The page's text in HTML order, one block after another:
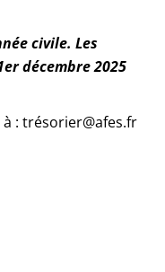
civile. Les
décembre 2025
: trésorier@afes.fr